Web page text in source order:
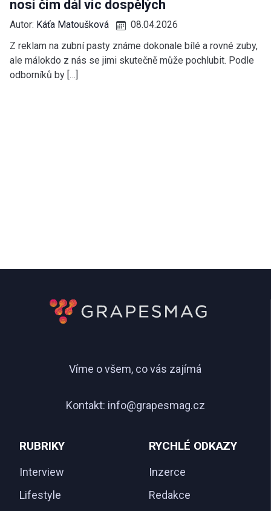
nosí čím dál víc dospělých
Autor: Káťa Matoušková
08.04.2026
Z reklam na zubní pasty známe dokonale bílé a rovné zuby,
ale málokdo z nás se jimi skutečně může pochlubit. Podle
odborníků by […]
Víme o všem, co vás zajímá
Kontakt: info@grapesmag.cz
RUBRIKY
Interview
Lifestyle
RYCHLÉ ODKAZY
Inzerce
Redakce